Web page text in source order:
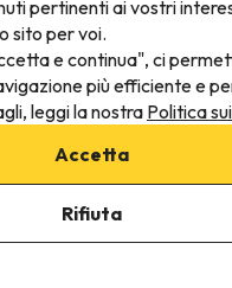
la disponibilità
Date di
disponibili
generali
pertinenti ai vostri
sito per voi.
e continua", ci
più efficiente e
leggi la nostra Politica
Accetta
Rifiuta